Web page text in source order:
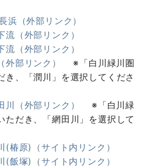
（外部リンク）
（外部リンク）
（外部リンク）
部リンク）
※「白川緑川圏
き、「潤川」を選択してくださ
（外部リンク）
※「白川緑
ただき、「網田川」を選択して
椿原)（サイト内リンク）
飯塚)（サイト内リンク）